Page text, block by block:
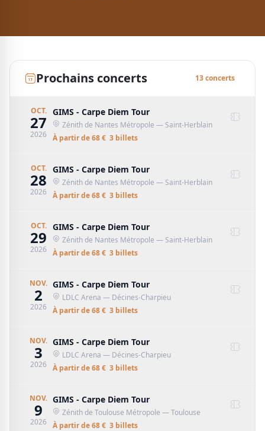
Prochains concerts 13concerts
OCT.
27
2026
GIMS - Carpe Diem Tour
Zénith de Nantes Métropole — Saint-Herblain
À partir de68€ 3 billets
OCT.
28
2026
GIMS - Carpe Diem Tour
Zénith de Nantes Métropole — Saint-Herblain
À partir de68€ 3 billets
OCT.
29
2026
GIMS - Carpe Diem Tour
Zénith de Nantes Métropole — Saint-Herblain
À partir de68€ 3 billets
NOV.
2
2026
GIMS - Carpe Diem Tour
LDLC Arena — Décines-Charpieu
À partir de68€ 3 billets
NOV.
3
2026
GIMS - Carpe Diem Tour
LDLC Arena — Décines-Charpieu
À partir de68€ 3 billets
NOV.
9
2026
GIMS - Carpe Diem Tour
Zénith de Toulouse Métropole — Toulouse
À partir de68€ 3 billets